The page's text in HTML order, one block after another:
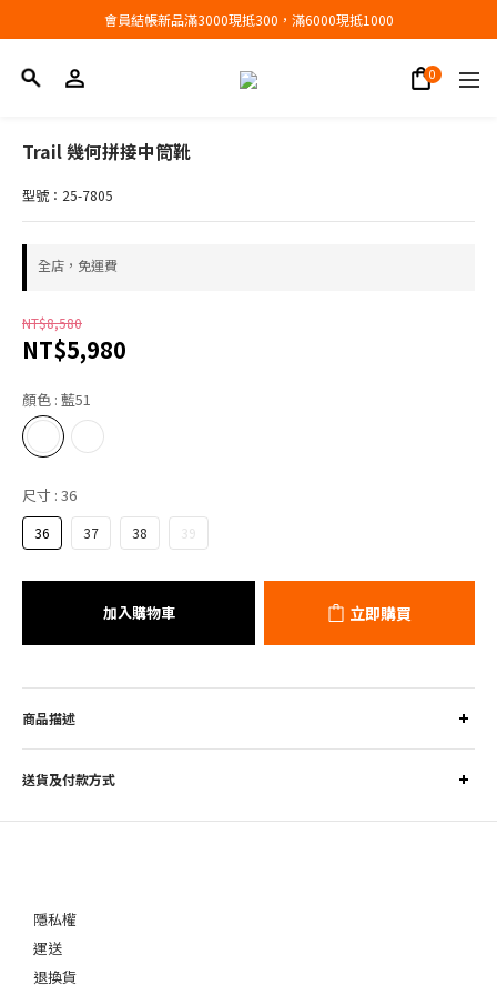
會員結帳新品滿3000現抵300，滿6000現抵1000
會員結帳新品滿3000現抵300，滿6000現抵1000
Trail 幾何拼接中筒靴
型號：25-7805
全店，免運費
NT$8,580
NT$5,980
顏色 : 藍51
尺寸 : 36
36 37 38 39
加入購物車 立即購買
商品描述
送貨及付款方式
隱私權
運送
退換貨